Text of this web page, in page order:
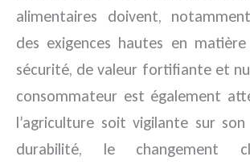
alimentaires doivent,
des exigences hautes en matière
sécurité, de valeur fortifiante et
consommateur est également
l’agriculture soit vigilante sur
durabilité, le changement